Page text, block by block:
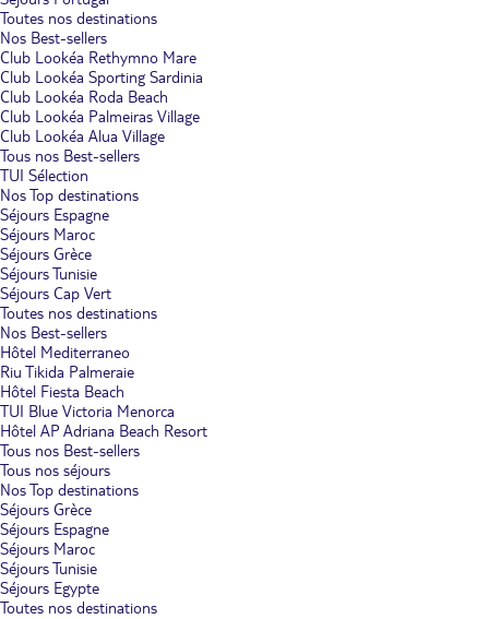
Toutes nos destinations
Nos Best-sellers
Club Lookéa Rethymno Mare
Club Lookéa Sporting Sardinia
Club Lookéa Roda Beach
Club Lookéa Palmeiras Village
Club Lookéa Alua Village
Tous nos Best-sellers
TUI Sélection
Nos Top destinations
Séjours Espagne
Séjours Maroc
Séjours Grèce
Séjours Tunisie
Séjours Cap Vert
Toutes nos destinations
Nos Best-sellers
Hôtel Mediterraneo
Riu Tikida Palmeraie
Hôtel Fiesta Beach
TUI Blue Victoria Menorca
Hôtel AP Adriana Beach Resort
Tous nos Best-sellers
Tous nos séjours
Nos Top destinations
Séjours Grèce
Séjours Espagne
Séjours Maroc
Séjours Tunisie
Séjours Egypte
Toutes nos destinations